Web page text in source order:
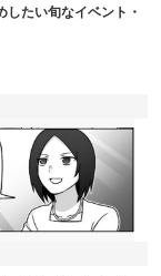
たい旬なイベント・